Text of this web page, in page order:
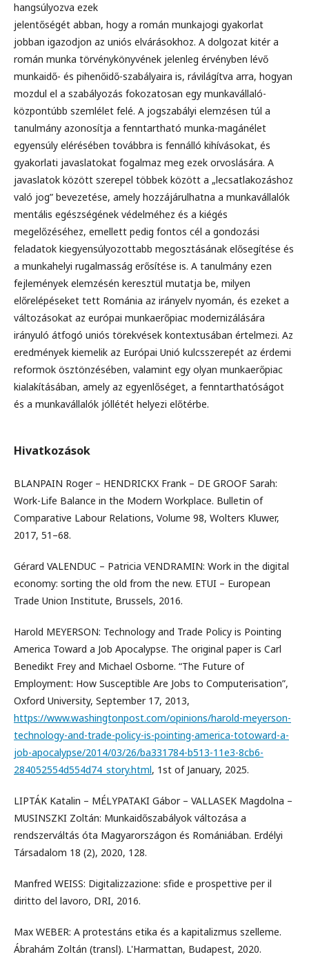
hangsúlyozva ezek
jelentőségét abban, hogy a román munkajogi gyakorlat
jobban igazodjon az uniós elvárásokhoz. A dolgozat kitér a
román munka törvénykönyvének jelenleg érvényben lévő
munkaidő- és pihenőidő-szabályaira is, rávilágítva arra, hogyan
mozdul el a szabályozás fokozatosan egy munkavállaló-
központúbb szemlélet felé. A jogszabályi elemzésen túl a
tanulmány azonosítja a fenntartható munka-magánélet
egyensúly elérésében továbbra is fennálló kihívásokat, és
gyakorlati javaslatokat fogalmaz meg ezek orvoslására. A
javaslatok között szerepel többek között a „lecsatlakozáshoz
való jog” bevezetése, amely hozzájárulhatna a munkavállalók
mentális egészségének védelméhez és a kiégés
megelőzéséhez, emellett pedig fontos cél a gondozási
feladatok kiegyensúlyozottabb megosztásának elősegítése és
a munkahelyi rugalmasság erősítése is. A tanulmány ezen
fejlemények elemzésén keresztül mutatja be, milyen
előrelépéseket tett Románia az irányelv nyomán, és ezeket a
változásokat az európai munkaerőpiac modernizálására
irányuló átfogó uniós törekvések kontextusában értelmezi. Az
eredmények kiemelik az Európai Unió kulcsszerepét az érdemi
reformok ösztönzésében, valamint egy olyan munkaerőpiac
kialakításában, amely az egyenlőséget, a fenntarthatóságot
és a munkavállalók jóllétét helyezi előtérbe.
Hivatkozások
BLANPAIN Roger – HENDRICKX Frank – DE GROOF Sarah:
Work-Life Balance in the Modern Workplace. Bulletin of
Comparative Labour Relations, Volume 98, Wolters Kluwer,
2017, 51–68.
Gérard VALENDUC – Patricia VENDRAMIN: Work in the digital
economy: sorting the old from the new. ETUI – European
Trade Union Institute, Brussels, 2016.
Harold MEYERSON: Technology and Trade Policy is Pointing
America Toward a Job Apocalypse. The original paper is Carl
Benedikt Frey and Michael Osborne. “The Future of
Employment: How Susceptible Are Jobs to Computerisation”,
Oxford University, September 17, 2013,
https://www.washingtonpost.com/opinions/harold-meyerson-
technology-and-trade-policy-is-pointing-america-totoward-a-
job-apocalypse/2014/03/26/ba331784-b513-11e3-8cb6-
284052554d554d74_story.html, 1st of January, 2025.
LIPTÁK Katalin – MÉLYPATAKI Gábor – VALLASEK Magdolna –
MUSINSZKI Zoltán: Munkaidőszabályok változása a
rendszerváltás óta Magyarországon és Romániában. Erdélyi
Társadalom 18 (2), 2020, 128.
Manfred WEISS: Digitalizzazione: sfide e prospettive per il
diritto del lavoro, DRI, 2016.
Max WEBER: A protestáns etika és a kapitalizmus szelleme.
Ábrahám Zoltán (transl). L'Harmattan, Budapest, 2020.